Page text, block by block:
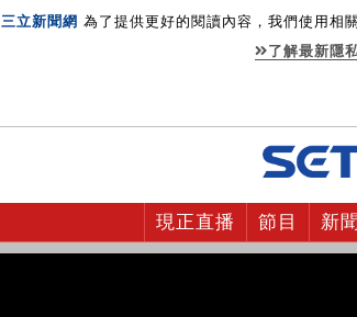
三立新聞網 為了提供更好的閱讀內容，我們使用相
了解最新隱
現正直播 節目 新聞